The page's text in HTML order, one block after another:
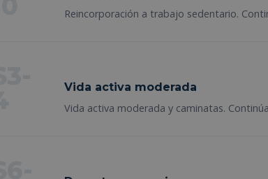
Reincorporación a trabajo sedentario.
Vida activa moderada
Vida activa moderada y caminatas.